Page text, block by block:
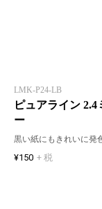
LMK-P24-LB
ピュアライン
ー
黒い紙にもきれいに発
¥150 + 税